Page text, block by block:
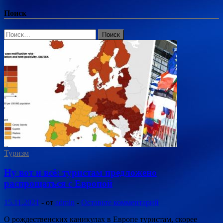
Поиск
Найти:
Туризм
Ну вот и всё: туристам предложено
распрощаться с Европой
15.11.2021 - от admin - Оставьте комментарий
О рождественских каникулах в Европе туристам, скорее